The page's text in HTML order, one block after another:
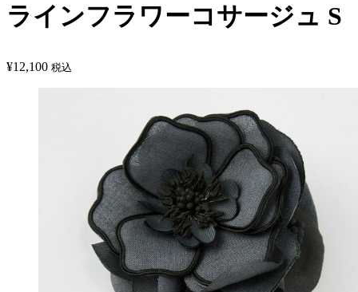
ラインフラワーコサージュ S
¥12,100 税込